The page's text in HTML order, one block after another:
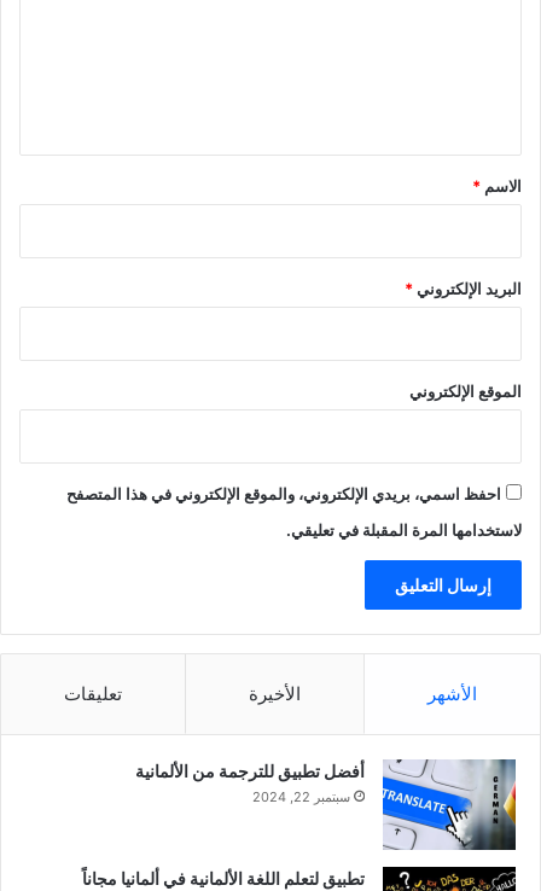
*
الاسم *
البريد الإلكتروني*
الموقع الإلكتروني
احفظ اسمي، بريدي الإلكتروني، والموقع الإلكتروني في هذا المتصفح
لاستخدامها المرة المقبلة في تعليقي.
الأشهر الأخيرة تعليقات
أفضل تطبيق للترجمة من الألمانية
سبتمبر 22, 2024
تطبيق لتعلم اللغة الألمانية في ألمانيا مجاناً